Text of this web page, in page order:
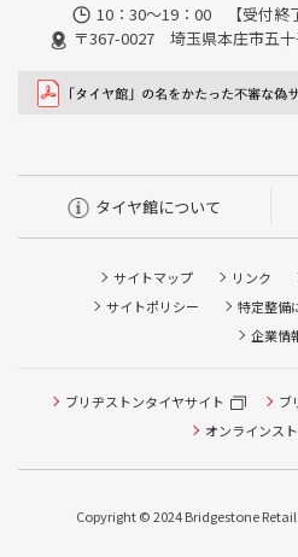
10：30～19：00 【受
〒367-0027 埼玉県本庄市五十
タイヤ館について
サイトマップ リンク
サイトポリシー
特定整備
企業情
ブリヂストンタイヤサイト
ブ
オンラインス
Copyright © 2024 Bridgestone
タイヤ点検・安全点検/タイヤ
ピット作業の予約
本日のタイヤ履き替え順番待